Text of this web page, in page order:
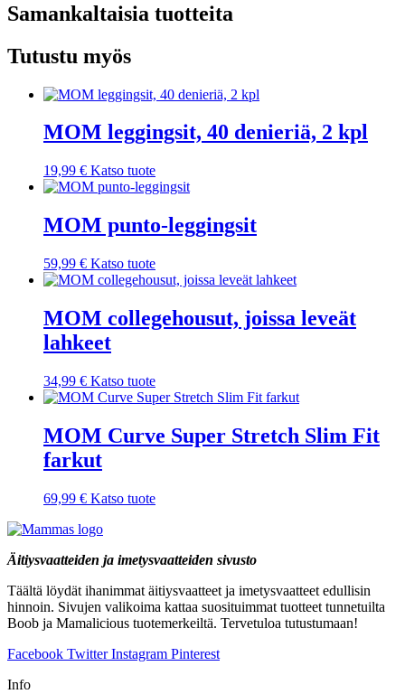
Samankaltaisia tuotteita
Tutustu myös
MOM leggingsit, 40 denieriä, 2 kpl
19,99 € Katso tuote
MOM punto-leggingsit
59,99 € Katso tuote
MOM collegehousut, joissa leveät
lahkeet
34,99 € Katso tuote
MOM Curve Super Stretch Slim Fit
farkut
69,99 € Katso tuote
Äitiysvaatteiden ja imetysvaatteiden sivusto
Täältä löydät ihanimmat äitiysvaatteet ja imetysvaatteet edullisin
hinnoin. Sivujen valikoima kattaa suosituimmat tuotteet tunnetuilta
Boob ja Mamalicious tuotemerkeiltä. Tervetuloa tutustumaan!
Facebook Twitter Instagram Pinterest
Info